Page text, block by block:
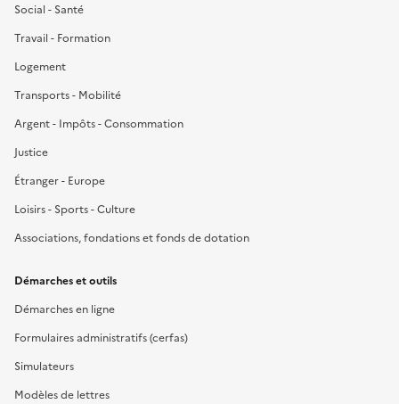
Social - Santé
Travail - Formation
Logement
Transports - Mobilité
Argent - Impôts - Consommation
Justice
Étranger - Europe
Loisirs - Sports - Culture
Associations, fondations et fonds de dotation
Démarches et outils
Démarches en ligne
Formulaires administratifs (cerfas)
Simulateurs
Modèles de lettres